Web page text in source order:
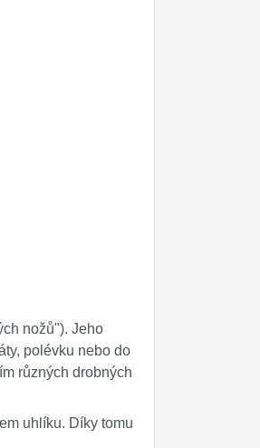
nožů"). Jeho
polévku nebo do
různých drobných
uhlíku. Díky tomu